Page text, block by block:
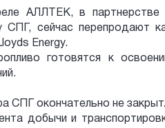
АЛЛТЕК, в партнерстве
СПГ, сейчас перепродают
Energy.
готовятся к
СПГ окончательно не закрыт.
добычи и